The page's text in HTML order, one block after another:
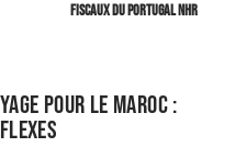
fiscaux du portugal NHR
pour le Maroc :